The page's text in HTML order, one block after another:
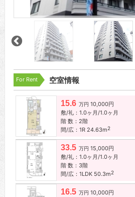
For Rent 空室情報
15.6 万円 10,000円
敷/礼：1.0ヶ月/1.0ヶ月
階 数：2階
間/広：1R 24.63m2
33.5 万円 15,000円
敷/礼：1.0ヶ月/1.0ヶ月
階 数：3階
間/広：1LDK 50.3m2
16.5 万円 10,000円